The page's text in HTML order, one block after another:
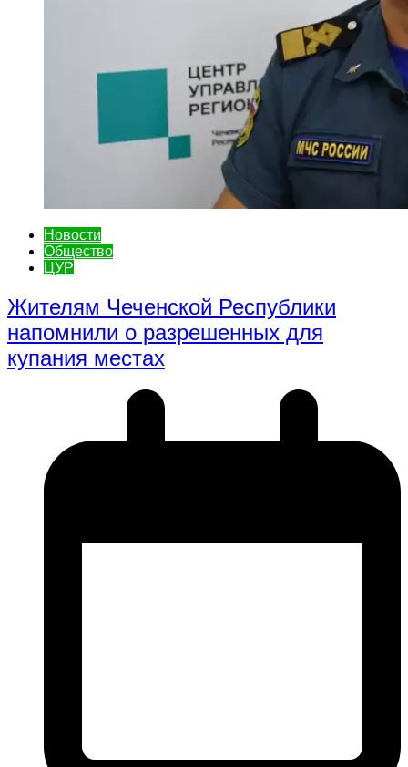
Новости
Общество
ЦУР
Жителям Чеченской Республики
напомнили о разрешенных для
купания местах